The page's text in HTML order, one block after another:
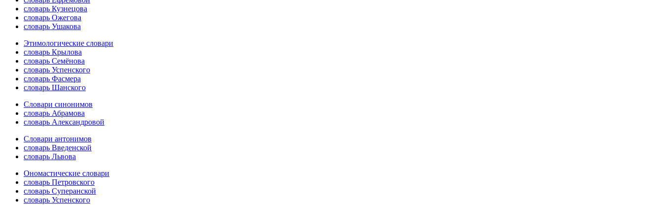
словарь Кузнецова
словарь Ожегова
словарь Ушакова
Этимологические словари
словарь Крылова
словарь Семёнова
словарь Успенского
словарь Фасмера
словарь Шанского
Словари синонимов
словарь Абрамова
словарь Александровой
Словари антонимов
словарь Введенской
словарь Львова
Ономастические словари
словарь Петровского
словарь Суперанской
словарь Успенского